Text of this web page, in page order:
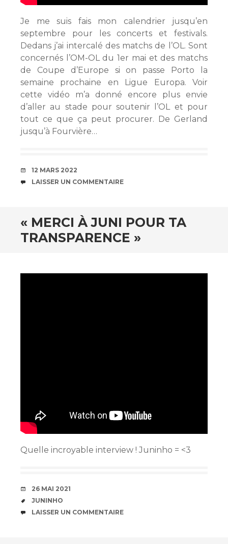
Je me suis fais mon calendrier jusqu’en
septembre pour les concerts et festivals.
Dedans j’ai intercalé des matchs de l’OL. Sont
concernés l’OM-OL du 1er mai et des matchs
de Coupe d’Europe si on passe Porto la
semaine prochaine en Ligue Europa. Voir
cette vidéo m’a donné encore plus envie
d’aller au stade pour soutenir l’OL et pour
tout ce que ça peut procurer. De Gerland
jusqu’à Fourvière…
DATE
12 MARS 2022
COMMENTAIRES
LAISSER UN COMMENTAIRE
« MERCI À JUNI POUR TA
TRANSPARENCE »
Quelle incroyable interview ! Juninho = <3
DATE
26 MAI 2021
ÉTIQUETTES
JUNINHO
COMMENTAIRES
LAISSER UN COMMENTAIRE